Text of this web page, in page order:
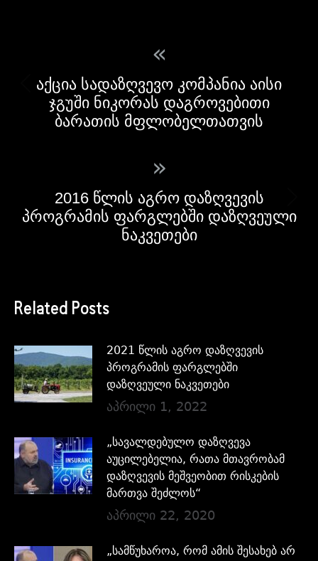
«
აქცია სადაზღვევო კომპანია აისი
ჯგუში ნიკორას დაგროვებითი
ბარათის მფლობელთათვის
»
2016 წლის აგრო დაზღვევის
პროგრამის ფარგლებში დაზღვეული
ნაკვეთები
Related Posts
2021 წლის აგრო დაზღვევის
პროგრამის ფარგლებში
დაზღვეული ნაკვეთები
აპრილი 1, 2022
„სავალდებულო დაზღვევა
აუცილებელია, რათა მთავრობამ
დაზღვევის მეშვეობით რისკების
მართვა შეძლოს“
აპრილი 22, 2020
„სამწუხაროა, რომ ამის შესახებ არ